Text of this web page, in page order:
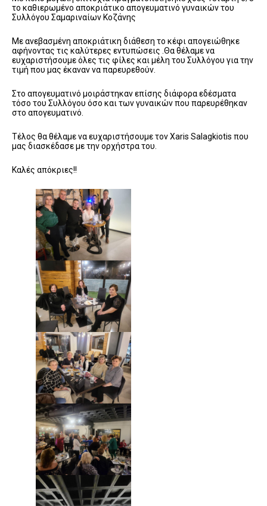
το καθιερωμένο αποκριάτικο απογευματινό γυναικών του
Συλλόγου Σαμαριναίων Κοζάνης
Με ανεβασμένη αποκριάτικη διάθεση το κέφι απογειώθηκε
αφήνοντας τις καλύτερες εντυπώσεις .Θα θέλαμε να
ευχαριστήσουμε όλες τις φίλες και μέλη του Συλλόγου για την
τιμή που μας έκαναν να παρευρεθούν.
Στο απογευματινό μοιράστηκαν επίσης διάφορα εδέσματα
τόσο του Συλλόγου όσο και των γυναικών που παρευρέθηκαν
στο απογευματινό.
Τέλος θα θέλαμε να ευχαριστήσουμε τον Xaris Salagkiotis που
μας διασκέδασε με την ορχήστρα του.
Καλές απόκριες!!